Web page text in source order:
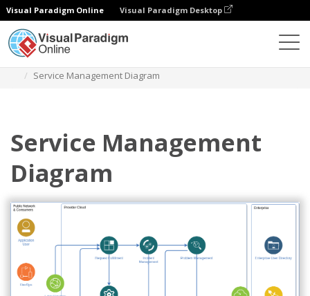
Visual Paradigm Online Visual Paradigm Desktop
Service Management Diagram
Service Management
Diagram